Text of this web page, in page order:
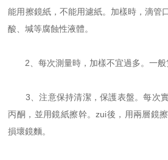
能用擦鏡紙，不能用濾紙。加樣時，滴管
酸、堿等腐蝕性液體。
2、每次測量時，加樣不宜過多。一般
3、注意保持清潔，保護表盤。每次實
丙酮，並用鏡紙擦幹。zui後，用兩層鏡
損壞鏡麵。